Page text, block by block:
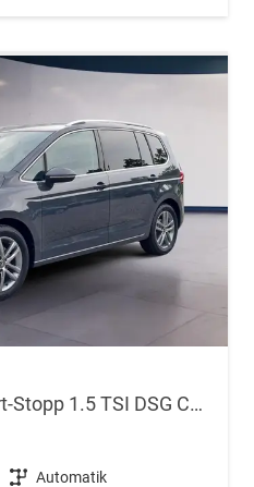
Comfortline BMT/Start-Stopp 1.5 TSI DSG Comf. AHK Navi StHeiz KiSitze
Getriebe Automatik